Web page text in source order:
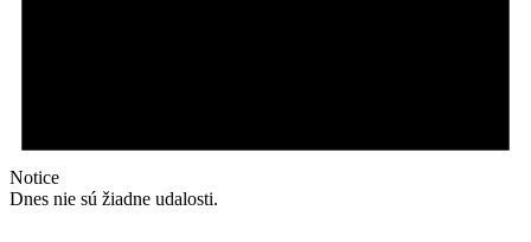
Notice
Dnes nie sú žiadne udalosti.